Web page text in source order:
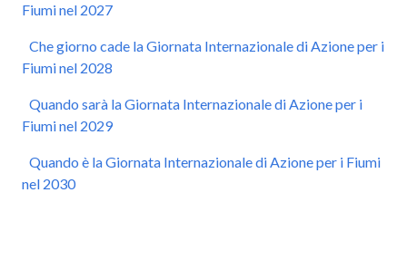
Fiumi nel 2027
Che giorno cade la Giornata Internazionale di Azione per i
Fiumi nel 2028
Quando sarà la Giornata Internazionale di Azione per i
Fiumi nel 2029
Quando è la Giornata Internazionale di Azione per i Fiumi
nel 2030